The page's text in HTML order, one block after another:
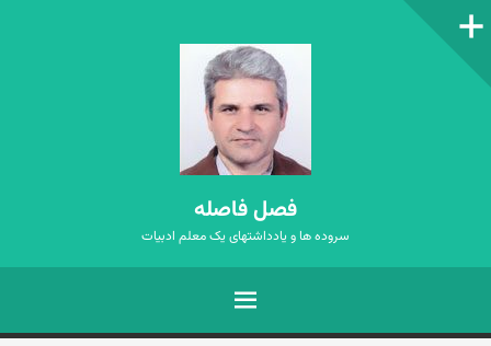
ستون‌کناری
فصل فاصله
سروده ها و یادداشتهای یک معلم ادبیات
فهرست